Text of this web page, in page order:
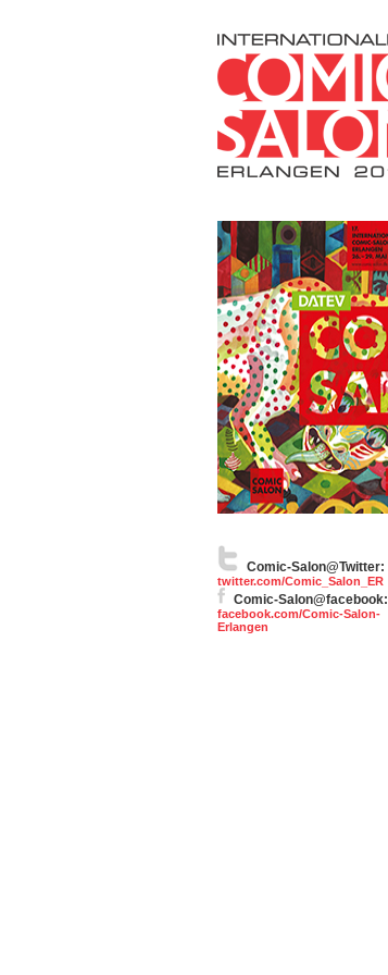
Comic-Salon@Twitter:
twitter.com/Comic_Salon_ER
Comic-Salon@facebook:
facebook.com/Comic-Salon-
Erlangen